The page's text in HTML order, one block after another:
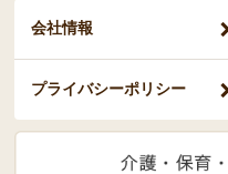
会社情報
プライバシーポリシー